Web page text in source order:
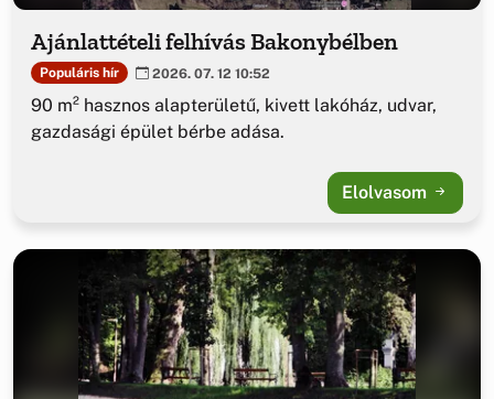
Ajánlattételi felhívás Bakonybélben
Populáris hír 2026. 07. 12 10:52
90 m² hasznos alapterületű, kivett lakóház, udvar,
gazdasági épület bérbe adása.
Elolvasom